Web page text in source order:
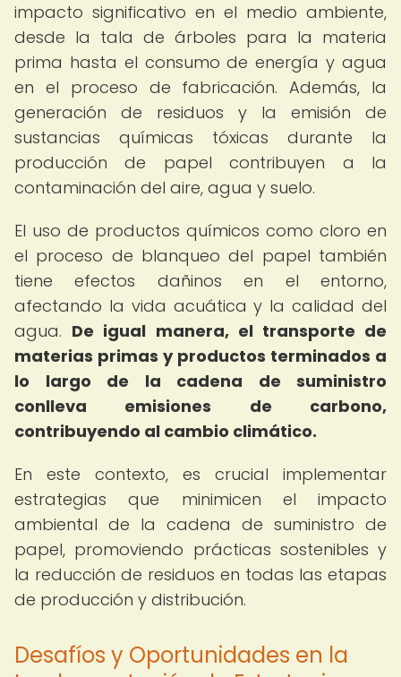
impacto significativo en el medio ambiente,
desde la tala de árboles para la materia
prima hasta el consumo de energía y agua
en el proceso de fabricación. Además, la
generación de residuos y la emisión de
sustancias químicas tóxicas durante la
producción de papel contribuyen a la
contaminación del aire, agua y suelo.
El uso de productos químicos como cloro en
el proceso de blanqueo del papel también
tiene efectos dañinos en el entorno,
afectando la vida acuática y la calidad del
agua. De igual manera, el transporte de
materias primas y productos terminados a
lo largo de la cadena de suministro
conlleva emisiones de carbono,
contribuyendo al cambio climático.
En este contexto, es crucial implementar
estrategias que minimicen el impacto
ambiental de la cadena de suministro de
papel, promoviendo prácticas sostenibles y
la reducción de residuos en todas las etapas
de producción y distribución.
Desafíos y Oportunidades en la